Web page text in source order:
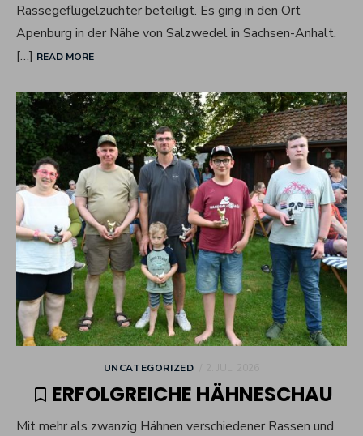
Rassegeflügelzüchter beteiligt. Es ging in den Ort
Apenburg in der Nähe von Salzwedel in Sachsen-Anhalt.
[…] READ MORE
UNCATEGORIZED
ERFOLGREICHE HÄHNESCHAU
Mit mehr als zwanzig Hähnen verschiedener Rassen und